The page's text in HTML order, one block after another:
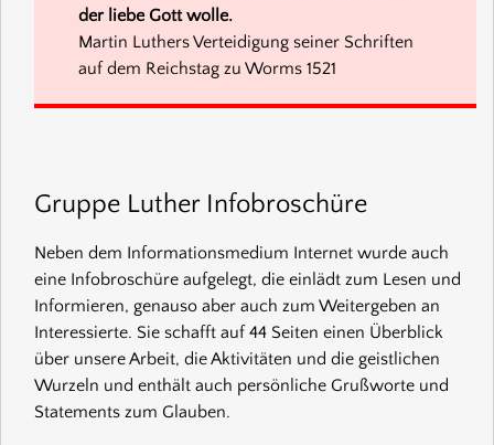
der liebe Gott wolle.
Martin Luthers Verteidigung seiner Schriften
auf dem Reichstag zu Worms 1521
Gruppe Luther Infobroschüre
Neben dem Informationsmedium Internet wurde auch
eine Infobroschüre aufgelegt, die einlädt zum Lesen und
Informieren, genauso aber auch zum Weitergeben an
Interessierte. Sie schafft auf 44 Seiten einen Überblick
über unsere Arbeit, die Aktivitäten und die geistlichen
Wurzeln und enthält auch persönliche Grußworte und
Statements zum Glauben.